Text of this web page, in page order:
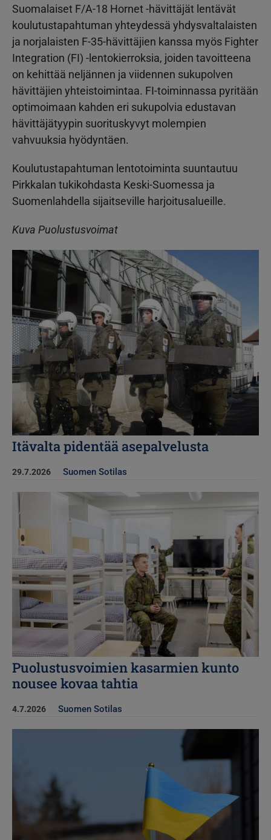
Suomalaiset F/A-18 Hornet -hävittäjät lentävät
koulutustapahtuman yhteydessä yhdysvaltalaisten
ja norjalaisten F-35-hävittäjien kanssa myös Fighter
Integration (FI) -lentokierroksia, joiden tavoitteena
on kehittää neljännen ja viidennen sukupolven
hävittäjien yhteistoimintaa. FI-toiminnassa pyritään
optimoimaan kahden eri sukupolvia edustavan
hävittäjätyypin suorituskyvyt molempien
vahvuuksia hyödyntäen.
Koulutustapahtuman lentotoiminta suuntautuu
Pirkkalan tukikohdasta Keski-Suomessa ja
Suomenlahdella sijaitseville harjoitusalueille.
Kuva Puolustusvoimat
Kuva
Itävalta pidentää asepalvelusta
29.7.2026 Suomen Sotilas
Puolustusvoimien kasarmien kunto
nousee kovaa tahtia
4.7.2026 Suomen Sotilas